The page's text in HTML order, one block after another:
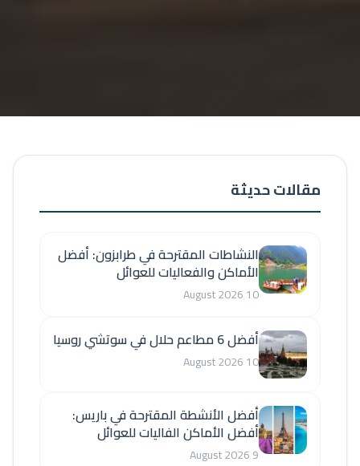
مقالات حديثة
النشاطات المقترحة في طرابزون: أفضل
الأماكن والفعاليات للعوائل
10 August 2026
أفضل 6 مطاعم حلال في سوتشي روسيا
10 August 2026
أفضل الأنشطة المقترحة في باريس:
أفضل الأماكن الفاليات للعوائل
9 August 2026